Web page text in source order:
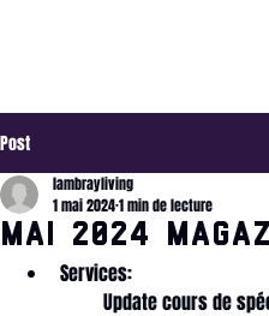
Post
MAI 2024
lambrayliving
1 mai 20241 min de lecture
Services: